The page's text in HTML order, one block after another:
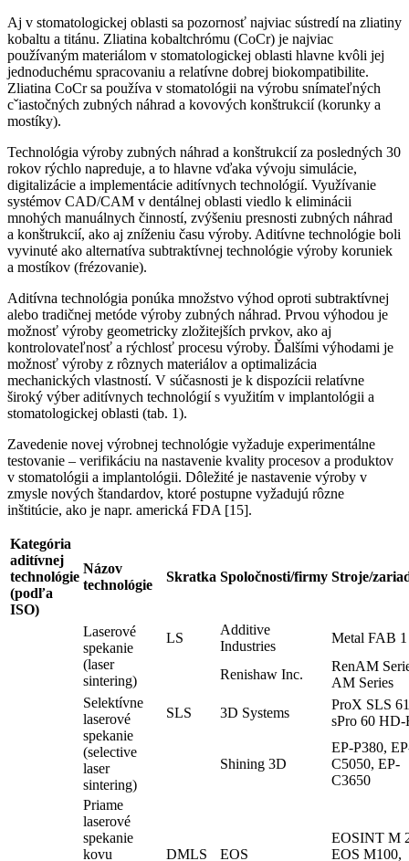
Aj v stomatologickej oblasti sa pozornosť najviac sústredí na zliatiny
kobaltu a titánu. Zliatina kobaltchrómu (CoCr) je najviac
používaným materiálom v stomatologickej oblasti hlavne kvôli jej
jednoduchému spracovaniu a relatívne dobrej biokompatibilite.
Zliatina CoCr sa používa v stomatológii na výrobu snímateľných
cˇiastočných zubných náhrad a kovových konštrukcií (korunky a
mostíky).
Technológia výroby zubných náhrad a konštrukcií za posledných 30
rokov rýchlo napreduje, a to hlavne vďaka vývoju simulácie,
digitalizácie a implementácie aditívnych technológií. Využívanie
systémov CAD/CAM v dentálnej oblasti viedlo k eliminácii
mnohých manuálnych činností, zvýšeniu presnosti zubných náhrad
a konštrukcií, ako aj zníženiu času výroby. Aditívne technológie boli
vyvinuté ako alternatíva subtraktívnej technológie výroby koruniek
a mostíkov (frézovanie).
Aditívna technológia ponúka množstvo výhod oproti subtraktívnej
alebo tradičnej metóde výroby zubných náhrad. Prvou výhodou je
možnosť výroby geometricky zložitejších prvkov, ako aj
kontrolovateľnosť a rýchlosť procesu výroby. Ďalšími výhodami je
možnosť výroby z rôznych materiálov a optimalizácia
mechanických vlastností. V súčasnosti je k dispozícii relatívne
široký výber aditívnych technológií s využitím v implantológii a
stomatologickej oblasti (tab. 1).
Zavedenie novej výrobnej technológie vyžaduje experimentálne
testovanie – verifikáciu na nastavenie kvality procesov a produktov
v stomatológii a implantológii. Dôležité je nastavenie výroby v
zmysle nových štandardov, ktoré postupne vyžadujú rôzne
inštitúcie, ako je napr. americká FDA [15].
Kategória
aditívnej
technológie
(podľa
ISO)
Názov
technológie
Skratka Spoločnosti/firmy Stroje/
Laserové
spekanie
(laser
sintering)
LS
Additive
Industries
Metal FAB 1
Renishaw Inc.
RenAM
AM Series
Selektívne
laserové
spekanie
(selective
laser
sintering)
SLS 3D Systems
ProX SLS
sPro 60 HD-
Shining 3D
EP-P380,
C5050, EP-
C3650
Priame
laserové
spekanie
kovu
DMLS EOS
EOSINT M
EOS M100,